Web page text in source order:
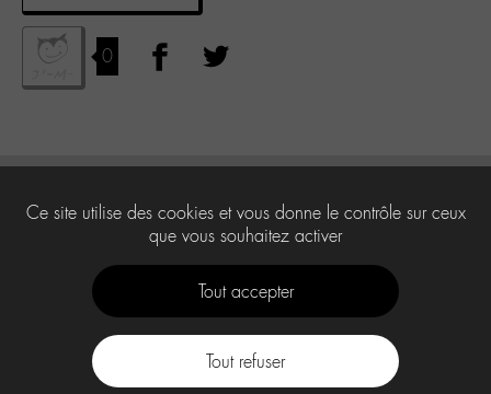
0
Ce site utilise des cookies et vous donne le contrôle sur ceux
que vous souhaitez activer
Tout accepter
Tout refuser